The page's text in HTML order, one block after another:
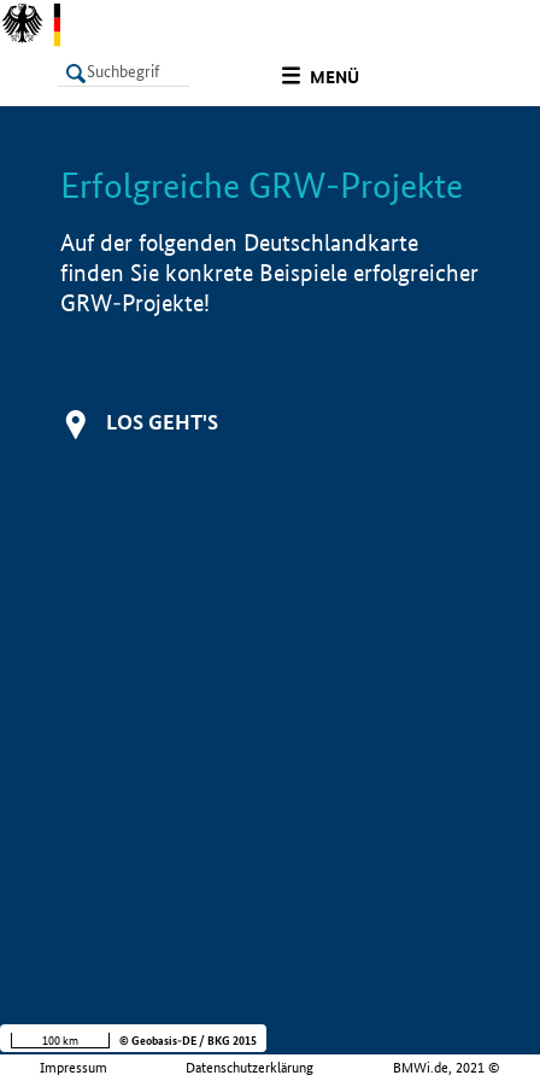
MENÜ
LISTE Info
Erfolgreiche GRW-Projekte
Auf der folgenden Deutschlandkarte
finden Sie konkrete Beispiele erfolgreicher
GRW-Projekte!
LOS GEHT'S
Impressum Datenschutzerklärung BMWi.de, 2021 ©
100 km © Geobasis-DE / BKG 2015